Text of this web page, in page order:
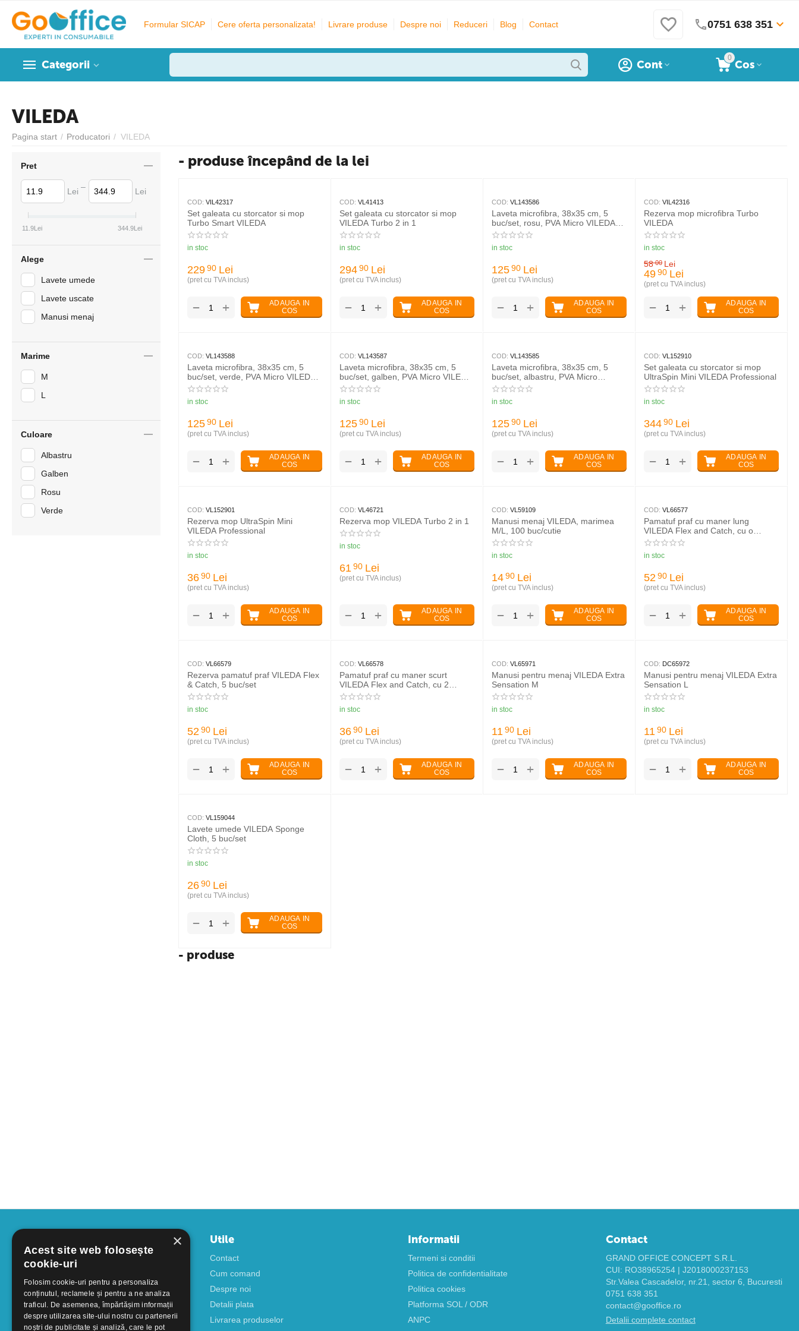
Formular SICAP Cere oferta personalizata! Livrare produse Despre noi Reduceri Blog Contact 0751 638 351
Categorii
0
Cos
Cont
VILEDA
Pagina start / Producatori / VILEDA
- produse începând de la lei
COD: VIL42317
Set galeata cu storcator si mop
Turbo Smart VILEDA
in stoc
229 90 Lei
(pret cu TVA inclus)
ADAUGA IN
COS
+
−
COD: VL41413
Set galeata cu storcator si mop
VILEDA Turbo 2 in 1
in stoc
294 90 Lei
(pret cu TVA inclus)
ADAUGA IN
COS
+
−
COD: VL143586
Laveta microfibra, 38x35 cm, 5
buc/set, rosu, PVA Micro VILEDA
Professional
in stoc
125 90 Lei
(pret cu TVA inclus)
ADAUGA IN
COS
+
−
COD: VIL42316
Rezerva mop microfibra Turbo
VILEDA
in stoc
58 00 Lei
49 90 Lei
(pret cu TVA inclus)
ADAUGA IN
COS
+
−
COD: VL143588
Laveta microfibra, 38x35 cm, 5
buc/set, verde, PVA Micro VILEDA
Professional
in stoc
125 90 Lei
(pret cu TVA inclus)
ADAUGA IN
COS
+
−
COD: VL143587
Laveta microfibra, 38x35 cm, 5
buc/set, galben, PVA Micro VILEDA
Professional
in stoc
125 90 Lei
(pret cu TVA inclus)
ADAUGA IN
COS
+
−
COD: VL143585
Laveta microfibra, 38x35 cm, 5
buc/set, albastru, PVA Micro
VILEDA Professional
in stoc
125 90 Lei
(pret cu TVA inclus)
ADAUGA IN
COS
+
−
COD: VL152910
Set galeata cu storcator si mop
UltraSpin Mini VILEDA Professional
in stoc
344 90 Lei
(pret cu TVA inclus)
ADAUGA IN
COS
+
−
COD: VL152901
Rezerva mop UltraSpin Mini
VILEDA Professional
in stoc
36 90 Lei
(pret cu TVA inclus)
ADAUGA IN
COS
+
−
COD: VL46721
Rezerva mop VILEDA Turbo 2 in 1
in stoc
61 90 Lei
(pret cu TVA inclus)
ADAUGA IN
COS
+
−
COD: VL59109
Manusi menaj VILEDA, marimea
M/L, 100 buc/cutie
in stoc
14 90 Lei
(pret cu TVA inclus)
ADAUGA IN
COS
+
−
COD: VL66577
Pamatuf praf cu maner lung
VILEDA Flex and Catch, cu o
rezerva
in stoc
52 90 Lei
(pret cu TVA inclus)
ADAUGA IN
COS
+
−
COD: VL66579
Rezerva pamatuf praf VILEDA Flex
& Catch, 5 buc/set
in stoc
52 90 Lei
(pret cu TVA inclus)
ADAUGA IN
COS
+
−
COD: VL66578
Pamatuf praf cu maner scurt
VILEDA Flex and Catch, cu 2
rezerve
in stoc
36 90 Lei
(pret cu TVA inclus)
ADAUGA IN
COS
+
−
COD: VL65971
Manusi pentru menaj VILEDA Extra
Sensation M
in stoc
11 90 Lei
(pret cu TVA inclus)
ADAUGA IN
COS
+
−
COD: DC65972
Manusi pentru menaj VILEDA Extra
Sensation L
in stoc
11 90 Lei
(pret cu TVA inclus)
ADAUGA IN
COS
+
−
COD: VL159044
Lavete umede VILEDA Sponge
Cloth, 5 buc/set
in stoc
26 90 Lei
(pret cu TVA inclus)
ADAUGA IN
COS
+
−
- produse
Pret
Lei – Lei
11.9Lei 344.9Lei
Alege
Lavete umede
Lavete uscate
Manusi menaj
Marime
M
L
Culoare
Albastru
Galben
Rosu
Verde
Contul meu
Autentificare
Utile
Contact
Cum comand
Despre noi
Detalii plata
Livrarea produselor
Informatii
Termeni si conditii
Politica de confidentialitate
Politica cookies
Platforma SOL / ODR
ANPC
Contact
GRAND OFFICE CONCEPT S.R.L.
CUI: RO38965254 | J2018000237153
Str.Valea Cascadelor, nr.21, sector 6, Bucuresti
0751 638 351
contact@gooffice.ro
Detalii complete contact
×
Acest site web folosește
cookie-uri
Folosim cookie-uri pentru a personaliza
conținutul, reclamele și pentru a ne analiza
traficul. De asemenea, împărtășim informații
despre utilizarea site-ului nostru cu partenerii
noștri de publicitate și analiză, care le pot